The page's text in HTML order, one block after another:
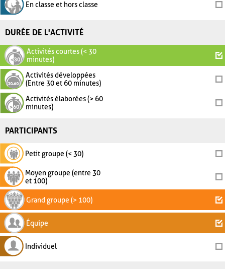
En classe et hors classe
DURÉE DE L'ACTIVITÉ
Activités courtes (< 30
minutes)
Activités développées
(Entre 30 et 60 minutes)
Activités élaborées (> 60
minutes)
PARTICIPANTS
Petit groupe (< 30)
Moyen groupe (entre 30
et 100)
Grand groupe (> 100)
Équipe
Individuel